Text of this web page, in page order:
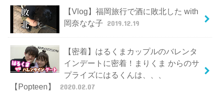
【Vlog】福岡旅行で酒に敗北した with
岡奈なな子 2019.12.19
【密着】はるくまカップルのバレンタ
インデートに密着！まりくま からのサ
プライズにはるくんは、、、
【Popteen】
2020.02.07